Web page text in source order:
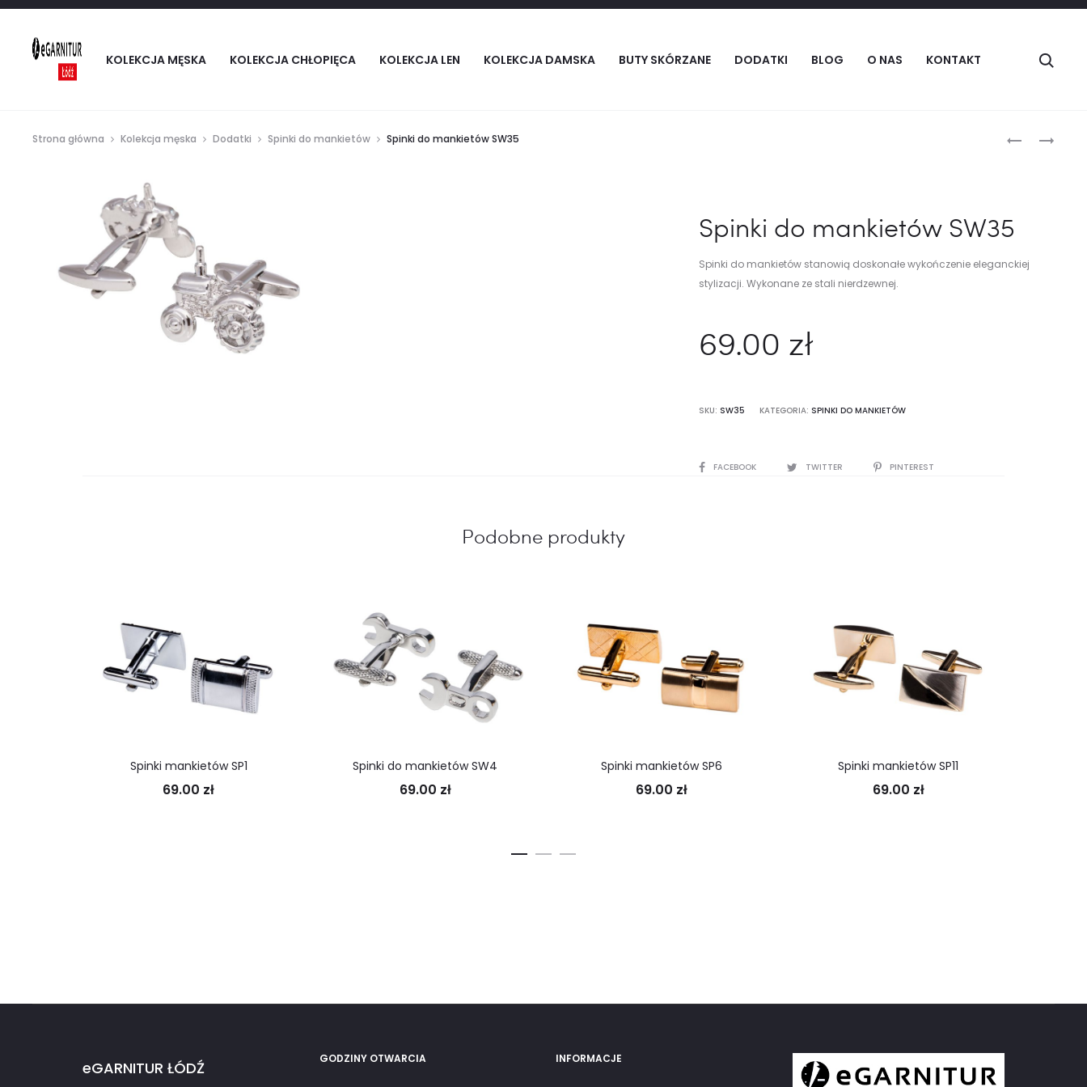
KOLEKCJA MĘSKA KOLEKCJA CHŁOPIĘCA KOLEKCJA LEN KOLEKCJA DAMSKA BUTY SKÓRZANE DODATKI BLOG O NAS KONTAKT
SPINKI
SPINKI
Strona główna Kolekcja męska Dodatki Spinki do mankietów Spinki do mankietów SW35
Spinki do mankietów SW35
Spinki do mankietów stanowią doskonałe wykończenie eleganckiej
stylizacji. Wykonane ze stali nierdzewnej.
69.00 zł
SKU: SW35 KATEGORIA: SPINKI DO MANKIETÓW
SHAREFACEBOOK TWITTER PINTEREST
Podobne produkty
Spinki mankietów SP1
69.00 zł
Spinki do mankietów SW4
69.00 zł
Spinki mankietów SP6
69.00 zł
Spinki mankietów SP11
69.00 zł
eGARNITUR ŁÓDŹ GODZINY OTWARCIA INFORMACJE